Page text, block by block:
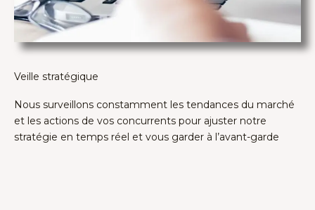
Veille stratégique
Nous surveillons constamment les tendances du marché
et les actions de vos concurrents pour ajuster notre
stratégie en temps réel et vous garder à l’avant-garde